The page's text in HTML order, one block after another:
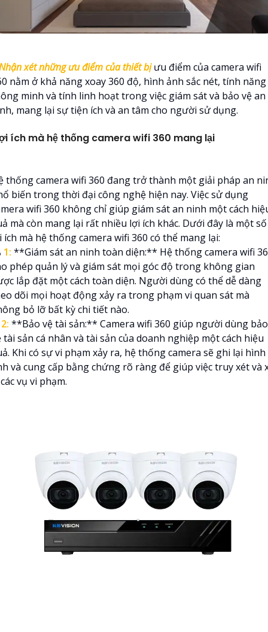
xét những ưu điểm của thiết bịưu điểm của camera wifi
nằm ở khả năng xoay 360 độ, hình ảnh sắc nét, tính năng
minh và tính linh hoạt trong việc giám sát và bảo vệ an
mang lại sự tiện ích và an tâm cho người sử dụng.
ích mà hệ thống camera wifi 360 mang lại
thống camera wifi 360 đang trở thành một giải pháp an
biến trong thời đại công nghệ hiện nay. Việc sử dụng
wifi 360 không chỉ giúp giám sát an ninh một cách
mà còn mang lại rất nhiều lợi ích khác. Dưới đây là một số
ích mà hệ thống camera wifi 360 có thể mang lại:
1: **Giám sát an ninh toàn diện:** Hệ thống camera wifi
phép quản lý và giám sát mọi góc độ trong không gian
lắp đặt một cách toàn diện. Người dùng có thể dễ dàng
dõi mọi hoạt động xảy ra trong phạm vi quan sát mà
bỏ lỡ bất kỳ chi tiết nào.
2: **Bảo vệ tài sản:** Camera wifi 360 giúp người dùng bảo
tài sản cá nhân và tài sản của doanh nghiệp một cách hiệu
Khi có sự vi phạm xảy ra, hệ thống camera sẽ ghi lại hình
và cung cấp bằng chứng rõ ràng để giúp việc truy xét và
vụ vi phạm.